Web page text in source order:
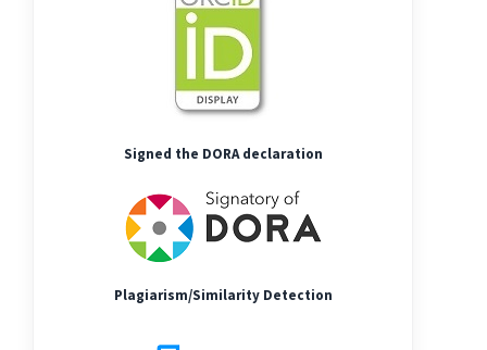
Signed the DORA declaration
Plagiarism/Similarity Detection